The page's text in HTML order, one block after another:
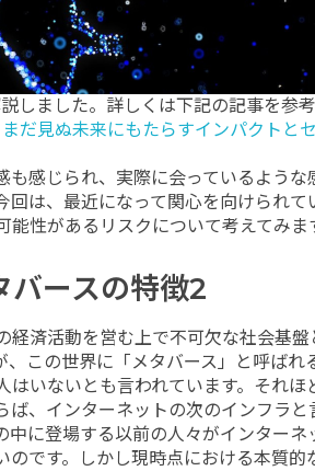
しました。詳しくは下記の記事を参考
だ見ぬ未来にもたらすインパクトと
感じられ、実際に会っているよう
は、最近になって関心を向けられ
能性があるリスクについて考えてみま
バースの特徴2
経済活動を営む上で不可欠な社会基
この世界に「メタバース」と呼ばれ
いないとも言われています。それ
、インターネットの次のインフラ
に登場する以前の人々がインター
です。しかし現時点における本質